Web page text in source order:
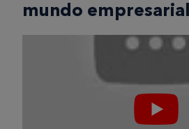
mundo empresarial